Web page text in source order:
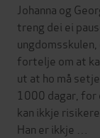
Johanna og
treng dei ei
fortelje om at
ut at ho må
1000 dagar, for
kan ikkje
Han er ikkje …